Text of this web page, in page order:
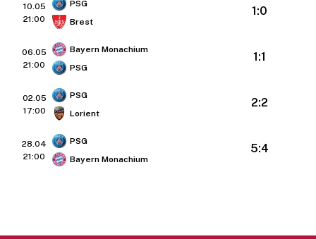
10.05
21:00
PSG
Brest
1:0
06.05
21:00
Bayern Monachium
PSG
1:1
02.05
17:00
PSG
Lorient
2:2
28.04
21:00
PSG
Bayern Monachium
5:4